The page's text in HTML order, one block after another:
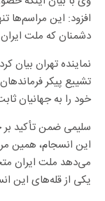
افزود: این مراسم‌ها
دشمنان که ملت
نماینده تهران
تشییع پیکر
خود را به جهانیان
سلیمی ضمن تأکید
این انسجام، همین
می‌دهد ملت ایران
یکی از قله‌های این